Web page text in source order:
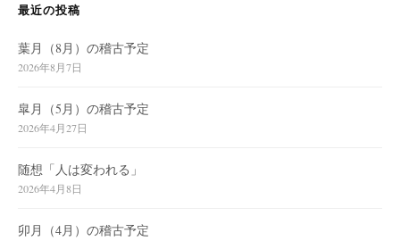
最近の投稿
葉月（8月）の稽古予定
2026年8月7日
皐月（5月）の稽古予定
2026年4月27日
随想「人は変われる」
2026年4月8日
卯月（4月）の稽古予定